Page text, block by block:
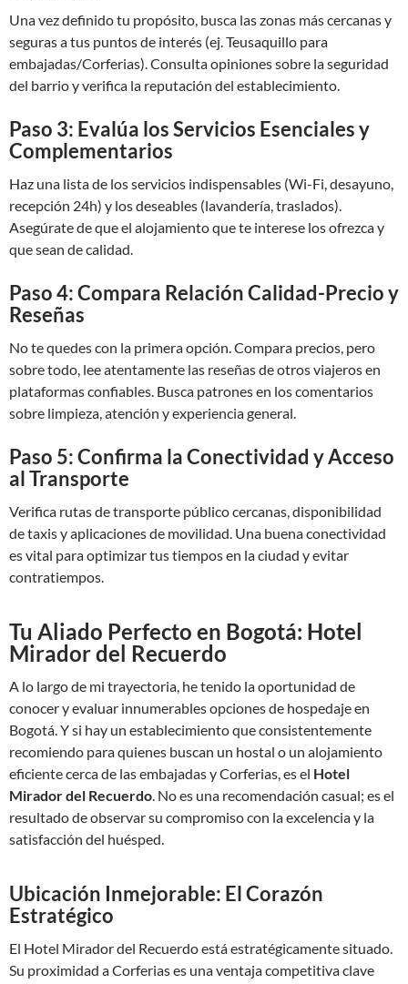
Una vez definido tu propósito, busca las zonas más cercanas y
seguras a tus puntos de interés (ej. Teusaquillo para
embajadas/Corferias). Consulta opiniones sobre la seguridad
del barrio y verifica la reputación del establecimiento.
Paso 3: Evalúa los Servicios Esenciales y
Complementarios
Haz una lista de los servicios indispensables (Wi-Fi, desayuno,
recepción 24h) y los deseables (lavandería, traslados).
Asegúrate de que el alojamiento que te interese los ofrezca y
que sean de calidad.
Paso 4: Compara Relación Calidad-Precio y
Reseñas
No te quedes con la primera opción. Compara precios, pero
sobre todo, lee atentamente las reseñas de otros viajeros en
plataformas confiables. Busca patrones en los comentarios
sobre limpieza, atención y experiencia general.
Paso 5: Confirma la Conectividad y Acceso
al Transporte
Verifica rutas de transporte público cercanas, disponibilidad
de taxis y aplicaciones de movilidad. Una buena conectividad
es vital para optimizar tus tiempos en la ciudad y evitar
contratiempos.
Tu Aliado Perfecto en Bogotá: Hotel
Mirador del Recuerdo
A lo largo de mi trayectoria, he tenido la oportunidad de
conocer y evaluar innumerables opciones de hospedaje en
Bogotá. Y si hay un establecimiento que consistentemente
recomiendo para quienes buscan un hostal o un alojamiento
eficiente cerca de las embajadas y Corferias, es el Hotel
Mirador del Recuerdo. No es una recomendación casual; es el
resultado de observar su compromiso con la excelencia y la
satisfacción del huésped.
Ubicación Inmejorable: El Corazón
Estratégico
El Hotel Mirador del Recuerdo está estratégicamente situado.
Su proximidad a Corferias es una ventaja competitiva clave